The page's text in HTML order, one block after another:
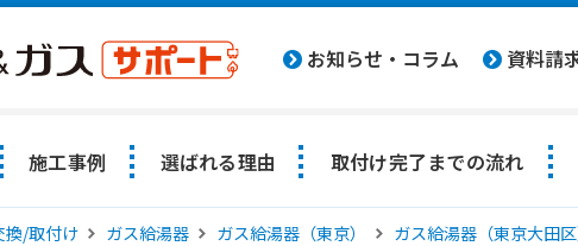
お知らせ・コラム 資料請
施工事例 選ばれる理由 取付け完了までの流れ
換/取付け ガス給湯器 ガス給湯器（東京） ガス給湯器（東京大田区